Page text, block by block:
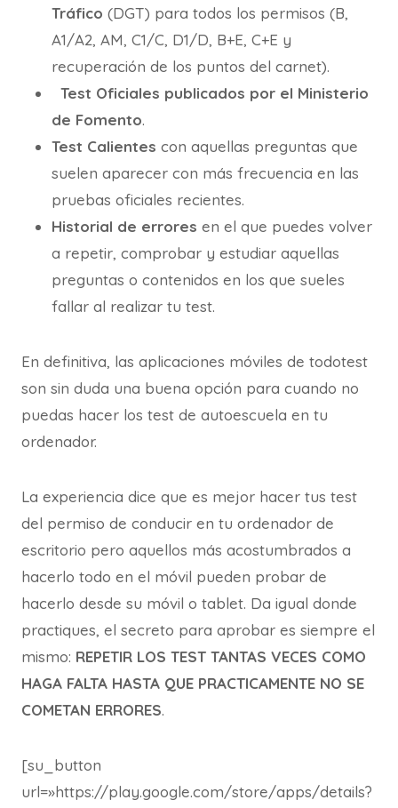
Tráfico (DGT) para todos los permisos (B,
A1/A2, AM, C1/C, D1/D, B+E, C+E y
recuperación de los puntos del carnet).
Test Oficiales publicados por el Ministerio
de Fomento.
Test Calientes con aquellas preguntas que
suelen aparecer con más frecuencia en las
pruebas oficiales recientes.
Historial de errores en el que puedes volver
a repetir, comprobar y estudiar aquellas
preguntas o contenidos en los que sueles
fallar al realizar tu test.
En definitiva, las aplicaciones móviles de todotest
son sin duda una buena opción para cuando no
puedas hacer los test de autoescuela en tu
ordenador.
La experiencia dice que es mejor hacer tus test
del permiso de conducir en tu ordenador de
escritorio pero aquellos más acostumbrados a
hacerlo todo en el móvil pueden probar de
hacerlo desde su móvil o tablet. Da igual donde
practiques, el secreto para aprobar es siempre el
mismo: REPETIR LOS TEST TANTAS VECES COMO
HAGA FALTA HASTA QUE PRACTICAMENTE NO SE
COMETAN ERRORES.
[su_button
url=»https://play.google.com/store/apps/details?